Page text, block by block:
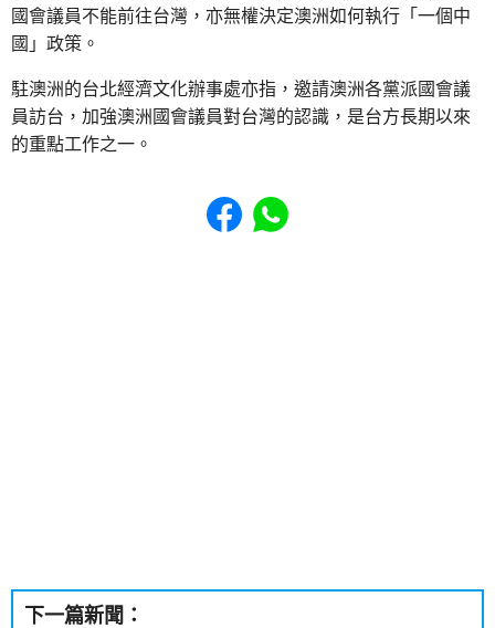
國會議員不能前往台灣，亦無權決定澳洲如何執行「一個中
國」政策。
駐澳洲的台北經濟文化辦事處亦指，邀請澳洲各黨派國會議
員訪台，加強澳洲國會議員對台灣的認識，是台方長期以來
的重點工作之一。
Share to Facebook
Share to WhatsApp
下一篇新聞：